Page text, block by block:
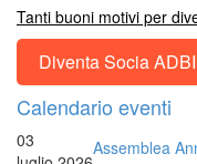
Tanti buoni motivi per
Diventa Socia ADBI
Calendario eventi
03
Assemblea